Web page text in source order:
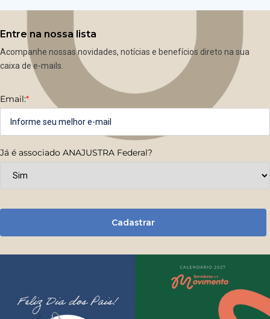
Entre na nossa lista
Acompanhe nossas novidades, notícias e benefícios direto na sua
caixa de e-mails.
Email:*
Já é associado ANAJUSTRA Federal?
Cadastrar